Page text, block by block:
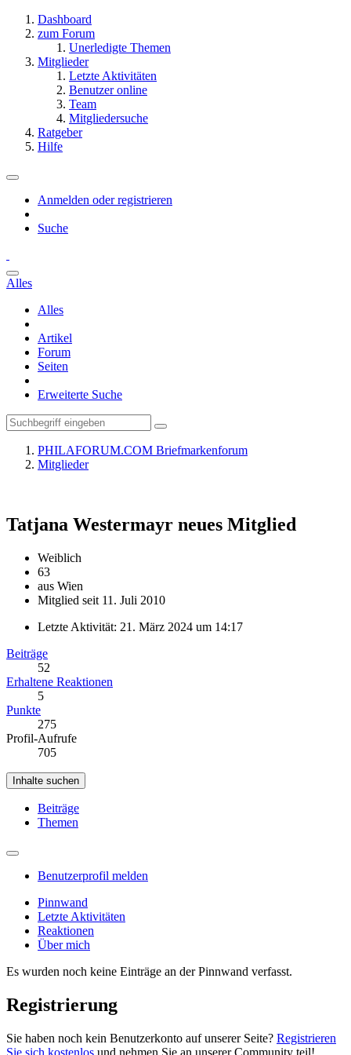
Dashboard
zum Forum
Unerledigte Themen
Mitglieder
Letzte Aktivitäten
Benutzer online
Team
Mitgliedersuche
Ratgeber
Hilfe
Anmelden oder registrieren
Suche
Alles
Alles
Artikel
Forum
Seiten
Erweiterte Suche
PHILAFORUM.COM Briefmarkenforum
Mitglieder
Tatjana Westermayr neues Mitglied
Weiblich
63
aus Wien
Mitglied seit 11. Juli 2010
Letzte Aktivität: 21. März 2024 um 14:17
Beiträge
52
Erhaltene Reaktionen
5
Punkte
275
Profil-Aufrufe
705
Inhalte suchen
Beiträge
Themen
Benutzerprofil melden
Pinnwand
Letzte Aktivitäten
Reaktionen
Über mich
Es wurden noch keine Einträge an der Pinnwand verfasst.
Registrierung
Sie haben noch kein Benutzerkonto auf unserer Seite? Registrieren
Sie sich kostenlos und nehmen Sie an unserer Community teil!